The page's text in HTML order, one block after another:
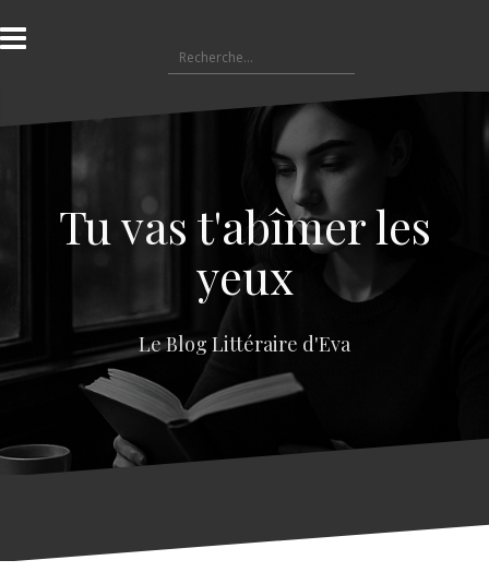
l
a
e
e
Tu vas t'abîmer les
yeux
Le Blog Littéraire d'Eva